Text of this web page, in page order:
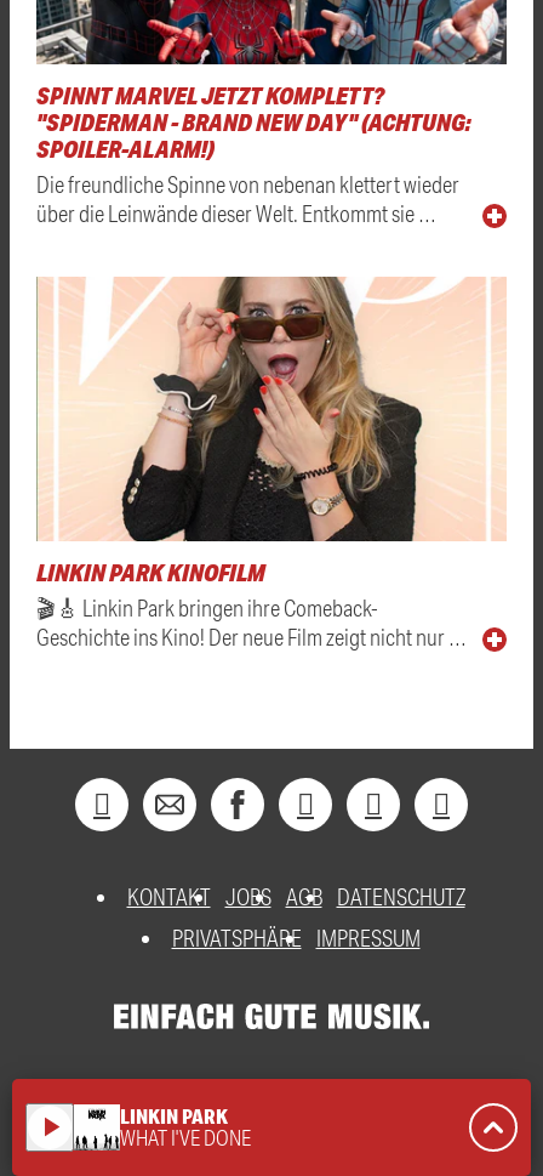
SPINNT MARVEL JETZT KOMPLETT?
"SPIDERMAN - BRAND NEW DAY" (ACHTUNG:
SPOILER-ALARM!)
Die freundliche Spinne von nebenan klettert wieder
über die Leinwände dieser Welt. Entkommt sie …
LINKIN PARK KINOFILM
🎬🎸 Linkin Park bringen ihre Comeback-
Geschichte ins Kino! Der neue Film zeigt nicht nur …
KONTAKT JOBS AGB DATENSCHUTZ
PRIVATSPHÄRE
IMPRESSUM
play_arrow LINKIN PARK
WHAT I'VE DONE